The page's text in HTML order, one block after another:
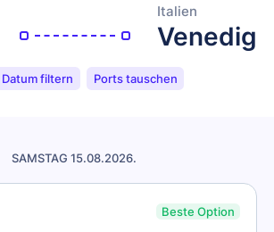
Italien
Venedig
Datum filtern Ports tauschen
SAMSTAG 15.08.2026.
Beste Option